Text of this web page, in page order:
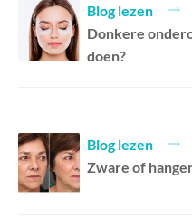
Blog lezen
Donkere
doen?
Blog lezen
Zware of